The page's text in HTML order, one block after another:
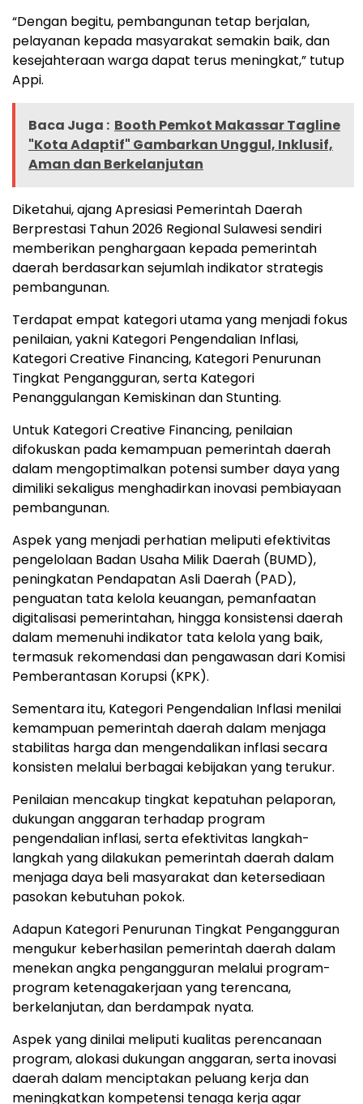
“Dengan begitu, pembangunan tetap berjalan,
pelayanan kepada masyarakat semakin baik, dan
kesejahteraan warga dapat terus meningkat,” tutup
Appi.
Baca Juga : Booth Pemkot Makassar Tagline
"Kota Adaptif" Gambarkan Unggul, Inklusif,
Aman dan Berkelanjutan
Diketahui, ajang Apresiasi Pemerintah Daerah
Berprestasi Tahun 2026 Regional Sulawesi sendiri
memberikan penghargaan kepada pemerintah
daerah berdasarkan sejumlah indikator strategis
pembangunan.
Terdapat empat kategori utama yang menjadi fokus
penilaian, yakni Kategori Pengendalian Inflasi,
Kategori Creative Financing, Kategori Penurunan
Tingkat Pengangguran, serta Kategori
Penanggulangan Kemiskinan dan Stunting.
Untuk Kategori Creative Financing, penilaian
difokuskan pada kemampuan pemerintah daerah
dalam mengoptimalkan potensi sumber daya yang
dimiliki sekaligus menghadirkan inovasi pembiayaan
pembangunan.
Aspek yang menjadi perhatian meliputi efektivitas
pengelolaan Badan Usaha Milik Daerah (BUMD),
peningkatan Pendapatan Asli Daerah (PAD),
penguatan tata kelola keuangan, pemanfaatan
digitalisasi pemerintahan, hingga konsistensi daerah
dalam memenuhi indikator tata kelola yang baik,
termasuk rekomendasi dan pengawasan dari Komisi
Pemberantasan Korupsi (KPK).
Sementara itu, Kategori Pengendalian Inflasi menilai
kemampuan pemerintah daerah dalam menjaga
stabilitas harga dan mengendalikan inflasi secara
konsisten melalui berbagai kebijakan yang terukur.
Penilaian mencakup tingkat kepatuhan pelaporan,
dukungan anggaran terhadap program
pengendalian inflasi, serta efektivitas langkah-
langkah yang dilakukan pemerintah daerah dalam
menjaga daya beli masyarakat dan ketersediaan
pasokan kebutuhan pokok.
Adapun Kategori Penurunan Tingkat Pengangguran
mengukur keberhasilan pemerintah daerah dalam
menekan angka pengangguran melalui program-
program ketenagakerjaan yang terencana,
berkelanjutan, dan berdampak nyata.
Aspek yang dinilai meliputi kualitas perencanaan
program, alokasi dukungan anggaran, serta inovasi
daerah dalam menciptakan peluang kerja dan
meningkatkan kompetensi tenaga kerja agar